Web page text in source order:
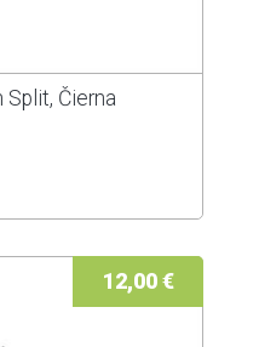
Split, Čierna
12,00 €